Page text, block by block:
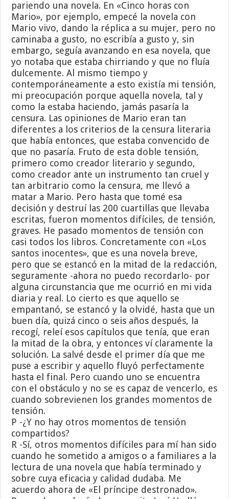
pariendo una novela. En «Cinco horas con
Mario», por ejemplo, empecé la novela con
Mario vivo, dando la réplica a su mujer, pero no
caminaba a gusto, no escribía a gusto y, sin
embargo, seguía avanzando en esa novela, que
yo notaba que estaba chirriando y que no fluía
dulcemente. Al mismo tiempo y
contemporáneamente a esto existía mi tensión,
mi preocupación porque aquella novela, tal y
como la estaba haciendo, jamás pasaría la
censura. Las opiniones de Mario eran tan
diferentes a los criterios de la censura literaria
que había entonces, que estaba convencido de
que no pasaría. Fruto de esta doble tensión,
primero como creador literario y segundo,
como creador ante un instrumento tan cruel y
tan arbitrario como la censura, me llevó a
matar a Mario. Pero hasta que tomé esa
decisión y destruí las 200 cuartillas que llevaba
escritas, fueron momentos difíciles, de tensión,
graves. He pasado momentos de tensión con
casi todos los libros. Concretamente con «Los
santos inocentes», que es una novela breve,
pero que se estancó en la mitad de la redacción,
seguramente -ahora no puedo recordarlo- por
alguna circunstancia que me ocurrió en mi vida
diaria y real. Lo cierto es que aquello se
empantanó, se estancó y la olvidé, hasta que un
buen día, quizá cinco o seis años después, la
recogí, releí esos capítulos que tenía, que eran
la mitad de la obra, y entonces ví claramente la
solución. La salvé desde el primer día que me
puse a escribir y aquello fluyó perfectamente
hasta el final. Pero cuando uno se encuentra
con el obstáculo y no se es capaz de vencerlo, es
cuando sobrevienen los grandes momentos de
tensión.
P -¿Y no hay otros momentos de tensión
compartidos?
R -Sí, otros momentos difíciles para mí han sido
cuando he sometido a amigos o a familiares a la
lectura de una novela que había terminado y
sobre cuya eficacia y calidad dudaba. Me
acuerdo ahora de «El príncipe destronado».